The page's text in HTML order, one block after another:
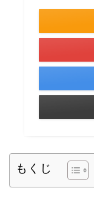
もくじ